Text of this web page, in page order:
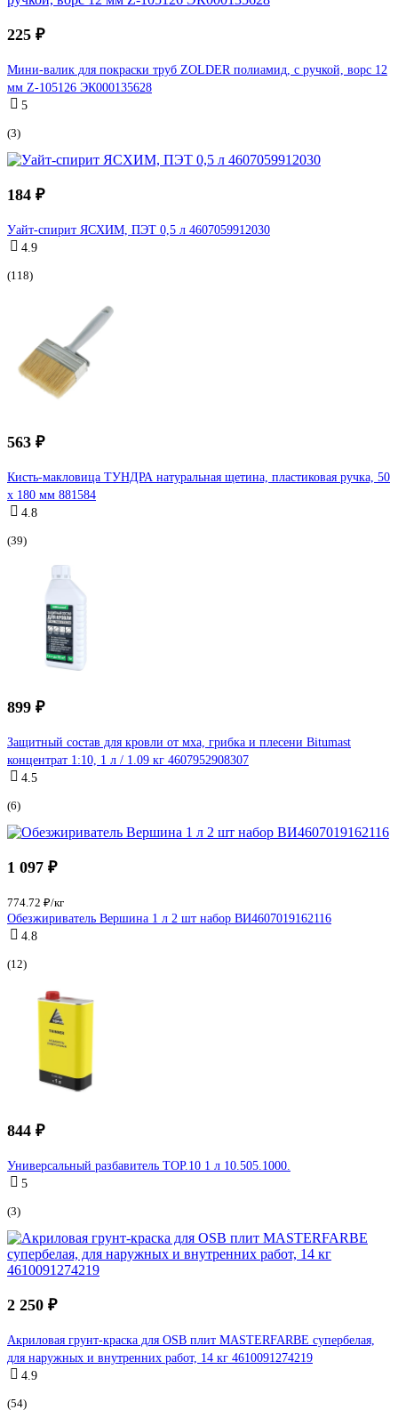
225 ₽
Мини-валик для покраски труб ZOLDER полиамид, с ручкой, ворс 12
мм Z-105126 ЭК000135628
5
(3)
184 ₽
Уайт-спирит ЯСХИМ, ПЭТ 0,5 л 4607059912030
4.9
(118)
563 ₽
Кисть-макловица ТУНДРА натуральная щетина, пластиковая ручка, 50
х 180 мм 881584
4.8
(39)
899 ₽
Защитный состав для кровли от мха, грибка и плесени Bitumast
концентрат 1:10, 1 л / 1.09 кг 4607952908307
4.5
(6)
1 097 ₽
774.72 ₽/кг
Обезжириватель Вершина 1 л 2 шт набор ВИ4607019162116
4.8
(12)
844 ₽
Универсальный разбавитель TOP.10 1 л 10.505.1000.
5
(3)
2 250 ₽
Акриловая грунт-краска для OSB плит MASTERFARBE супербелая,
для наружных и внутренних работ, 14 кг 4610091274219
4.9
(54)